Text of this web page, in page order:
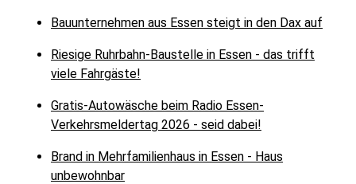
Bauunternehmen aus Essen steigt in den Dax auf
Riesige Ruhrbahn-Baustelle in Essen - das trifft
viele Fahrgäste!
Gratis-Autowäsche beim Radio Essen-
Verkehrsmeldertag 2026 - seid dabei!
Brand in Mehrfamilienhaus in Essen - Haus
unbewohnbar